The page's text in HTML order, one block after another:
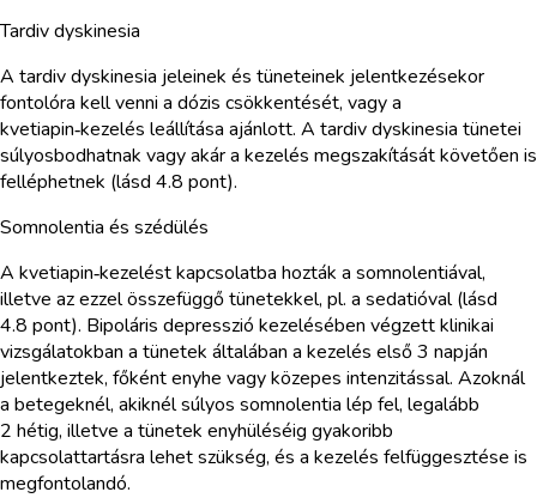
Tardiv dyskinesia
A tardiv dyskinesia jeleinek és tüneteinek jelentkezésekor
fontolóra kell venni a dózis csökkentését, vagy a
kvetiapin‑kezelés leállítása ajánlott. A tardiv dyskinesia tünetei
súlyosbodhatnak vagy akár a kezelés megszakítását követően is
felléphetnek (lásd 4.8 pont).
Somnolentia és szédülés
A kvetiapin‑kezelést kapcsolatba hozták a somnolentiával,
illetve az ezzel összefüggő tünetekkel, pl. a sedatióval (lásd
4.8 pont). Bipoláris depresszió kezelésében végzett klinikai
vizsgálatokban a tünetek általában a kezelés első 3 napján
jelentkeztek, főként enyhe vagy közepes intenzitással. Azoknál
a betegeknél, akiknél súlyos somnolentia lép fel, legalább
2 hétig, illetve a tünetek enyhüléséig gyakoribb
kapcsolattartásra lehet szükség, és a kezelés felfüggesztése is
megfontolandó.